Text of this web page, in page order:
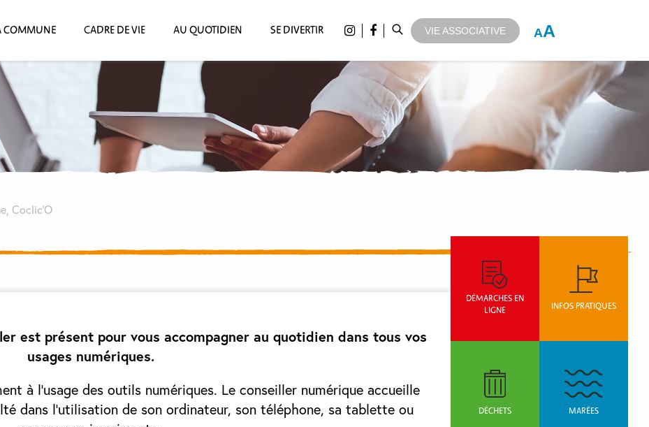
COMMUNE CADRE DE VIE AU QUOTIDIEN SE DIVERTIR VIE ASSOCIATIVE AA
Coclic’O
est présent pour vous accompagner au quotidien dans tous vos
usages numériques.
à l’usage des outils numériques. Le conseiller numérique accueille
dans l’utilisation de son ordinateur, son téléphone, sa tablette ou
DÉMARCHES EN
LIGNE
INFOS PRATIQUES
DÉCHETS MARÉES